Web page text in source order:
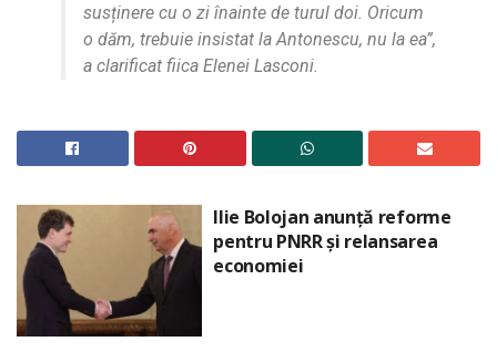
susținere cu o zi înainte de turul doi. Oricum
o dăm, trebuie insistat la Antonescu, nu la ea”,
a clarificat fiica Elenei Lasconi.
Ilie Bolojan anunță reforme
pentru PNRR și relansarea
economiei